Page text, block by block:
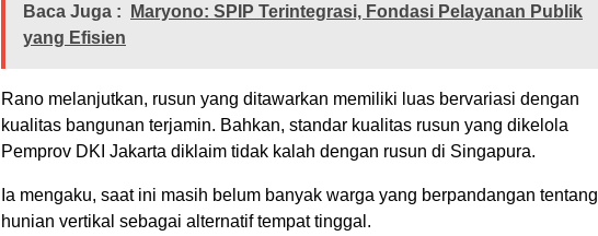
Baca Juga :
Maryono: SPIP Terintegrasi, Fondasi Pelayanan Publik
yang Efisien
Rano melanjutkan, rusun yang ditawarkan memiliki luas bervariasi dengan
kualitas bangunan terjamin. Bahkan, standar kualitas rusun yang dikelola
Pemprov DKI Jakarta diklaim tidak kalah dengan rusun di Singapura.
Ia mengaku, saat ini masih belum banyak warga yang berpandangan tentang
hunian vertikal sebagai alternatif tempat tinggal.